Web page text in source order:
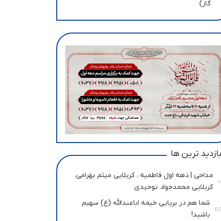
گاز)
ترین ها
مداحی | دهه اول فاطمیه ، کربلایی میثم بهرامی،
کربلایی محمدجواد توحیدی
شما هم در برپایی خیمه اباعبدالله (ع) سهیم
باشید!